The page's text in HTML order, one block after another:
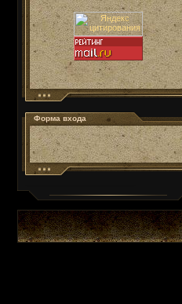
Форма входа